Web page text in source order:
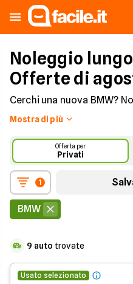
Noleggio
Offerte di
Cerchi una nuova BMW?
Facile! Per la tua nuova
e goditi la guida
canone mensile che
manutenzione e
Approfitta delle nostre
su auto BMW.
Chiedi un
impegno, parla con i nostri
prossima auto.
Per la tua BMW potrai
un anticipo pieno,
Mostra di più
Offerta per
Privati
1
BMW
9 auto trovate
Usato selezionato